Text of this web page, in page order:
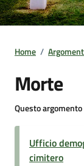
Home /
Morte
Questo
Ufficio
cimitero